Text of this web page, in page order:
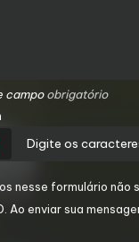
campoobrigatório
nesse formulário não
. Ao enviar sua